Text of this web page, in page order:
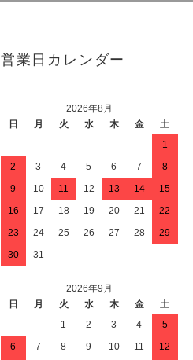
営業日カレンダー
2026年8月
日
月 火 水 木 金
土
1
2
3 4 5 6 7
8
9
10 11 12 13 14
15
16
17 18 19 20 21
22
23
24 25 26 27 28
29
30
31
2026年9月
日
月 火 水 木 金
土
1
2 3 4
5
6
7 8 9 10 11
12